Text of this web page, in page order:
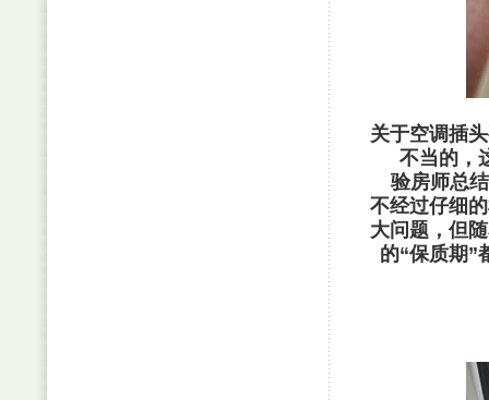
关于空调插
不当的，
验房师总结
不经过仔细
大问题，但
的“保质期”